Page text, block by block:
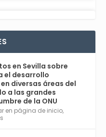
lunes 2 con la
sobre Catálisis, y
Del día 3 al
de Ciencias
los días 5 y 6 Jornadas
en Sevilla sobre
el desarrollo
diversas áreas del
a las grandes
de la ONU
en página de inicio,